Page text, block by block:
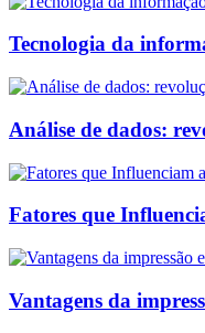
Tecnologia da
Análise de dados:
Fatores que
Vantagens da